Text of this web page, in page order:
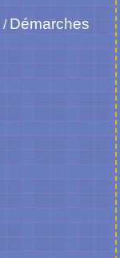
/ Démarches